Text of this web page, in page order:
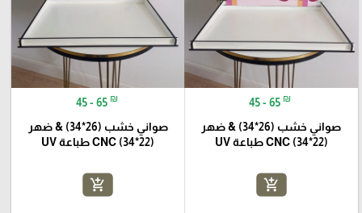
45 - 65 ₪
صواني خشب (26*34) & ضهر
(22*34) CNC طباعة UV
add_shopping_cart
45 - 65 ₪
صواني خشب (26*34) & ضهر
(22*34) CNC طباعة UV
add_shopping_cart